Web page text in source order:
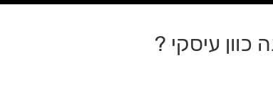
כוון עיסקי ?